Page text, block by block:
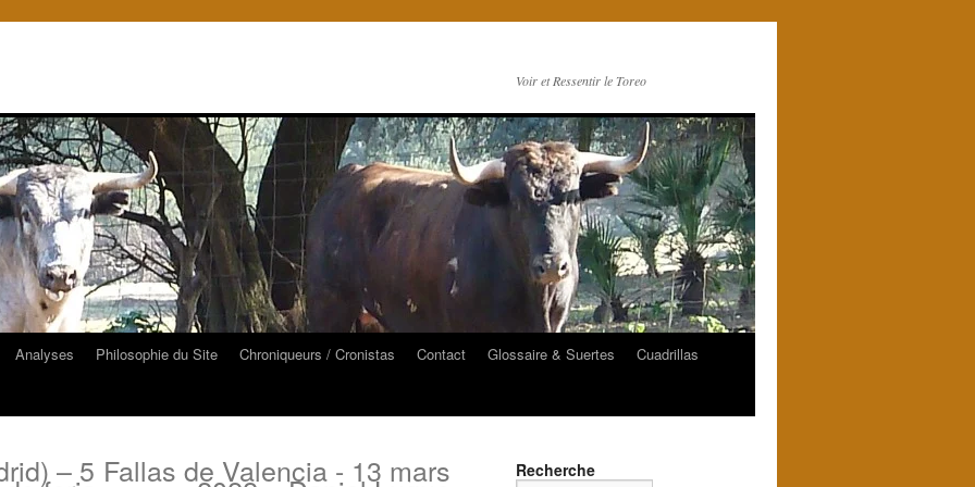
Voir et Ressentir le Toreo
Analyses Philosophie du Site Chroniqueurs / Cronistas Contact Glossaire & Suertes
Cuadrillas
– 5 Fallas de Valencia - 13 mars Recherche